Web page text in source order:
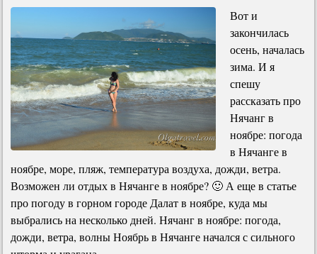
Вот и
закончилась
осень, началась
зима. И я
спешу
рассказать про
Нячанг в
ноябре: погода
в Нячанге в
ноябре, море, пляж, температура воздуха, дожди, ветра.
Возможен ли отдых в Нячанге в ноябре? 🙂 А еще в статье
про погоду в горном городе Далат в ноябре, куда мы
выбрались на несколько дней. Нячанг в ноябре: погода,
дожди, ветра, волны Ноябрь в Нячанге начался с сильного